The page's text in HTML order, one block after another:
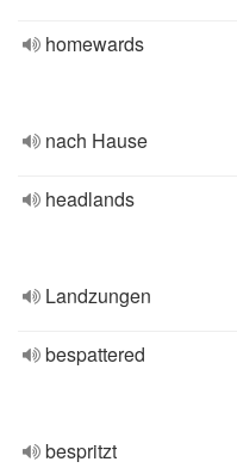
homewards
nach Hause
headlands
Landzungen
bespattered
bespritzt